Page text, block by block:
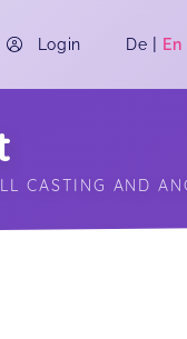
Login De | En
CASTING AND